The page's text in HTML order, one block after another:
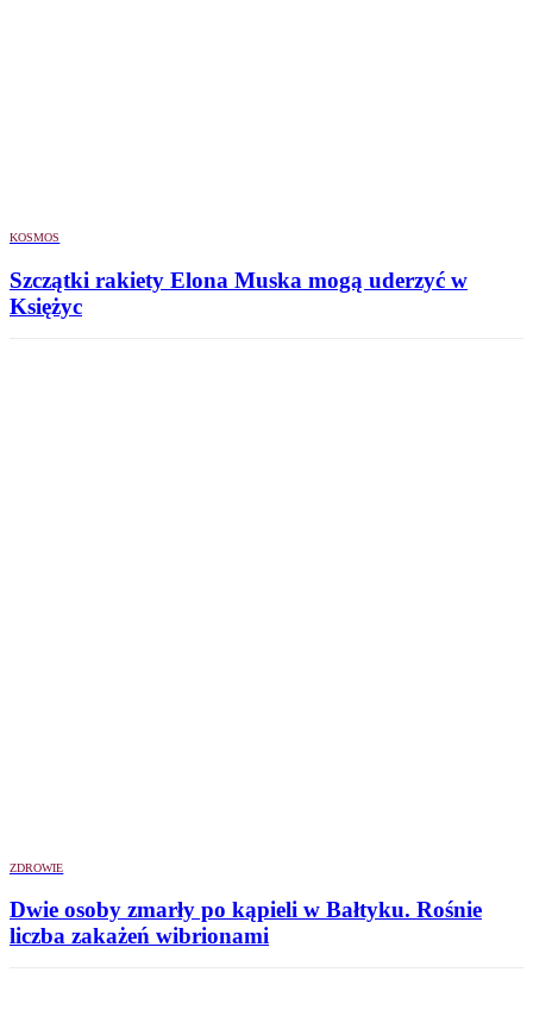
KOSMOS
Szczątki rakiety Elona Muska mogą uderzyć w
Księżyc
ZDROWIE
Dwie osoby zmarły po kąpieli w Bałtyku. Rośnie
liczba zakażeń wibrionami